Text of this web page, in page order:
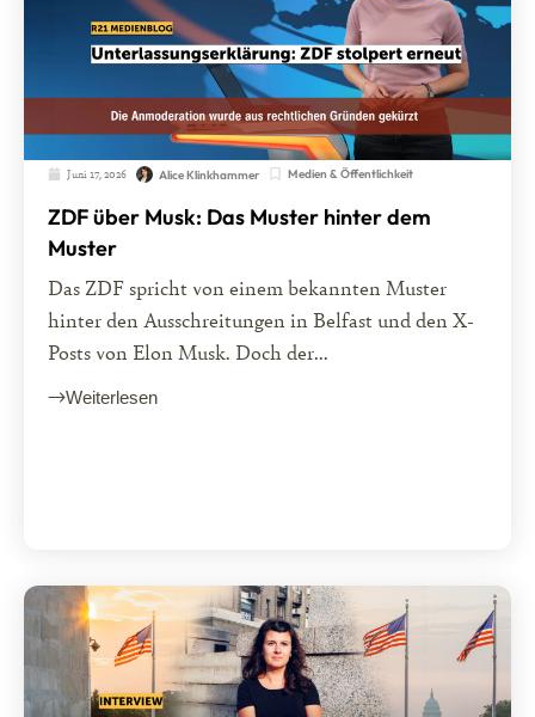
Juni 17, 2026 Alice Klinkhammer Medien & Öffentlichkeit
ZDF über Musk: Das Muster hinter dem
Muster
Das ZDF spricht von einem bekannten Muster
hinter den Ausschreitungen in Belfast und den X-
Posts von Elon Musk. Doch der...
Weiterlesen